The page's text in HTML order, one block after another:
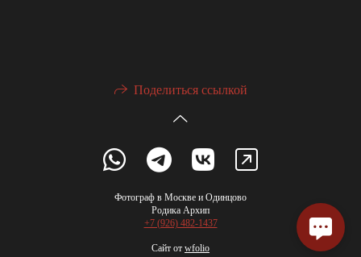
Поделиться ссылкой
Фотограф в Москве и Одинцово
Родика Архип
+7 (926) 482-1437
Сайт от wfolio